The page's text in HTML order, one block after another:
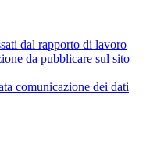
dal rapporto di lavoro
da pubblicare sul sito
comunicazione dei dati